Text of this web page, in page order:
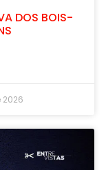
DOS BOIS-
2026